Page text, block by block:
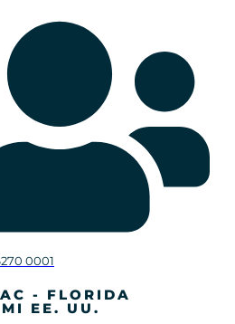
0001
- FLORIDA
EE. UU.